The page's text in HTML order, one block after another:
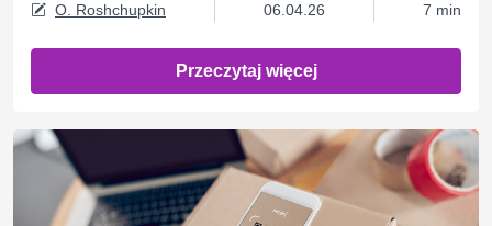
O. Roshchupkin 06.04.26 7 min
Przeczytaj więcej